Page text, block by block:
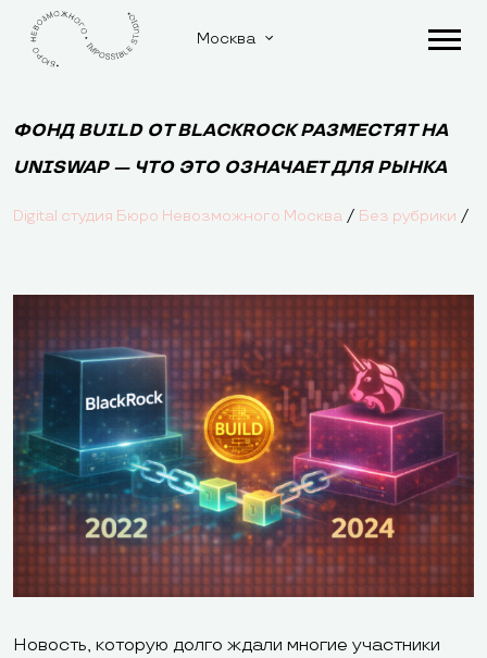
Москва
ФОНД BUILD ОТ BLACKROCK РАЗМЕСТЯТ НА
UNISWAP — ЧТО ЭТО ОЗНАЧАЕТ ДЛЯ РЫНКА
Digital студия Бюро Невозможного Москва / Без рубрики /
Новость, которую долго ждали многие участники